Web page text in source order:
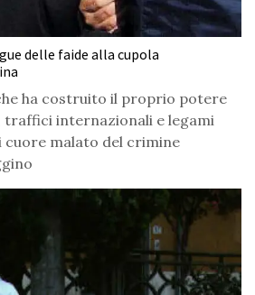
delle faide alla cupola
ha costruito il proprio potere
internazionali e legami
malato del crimine